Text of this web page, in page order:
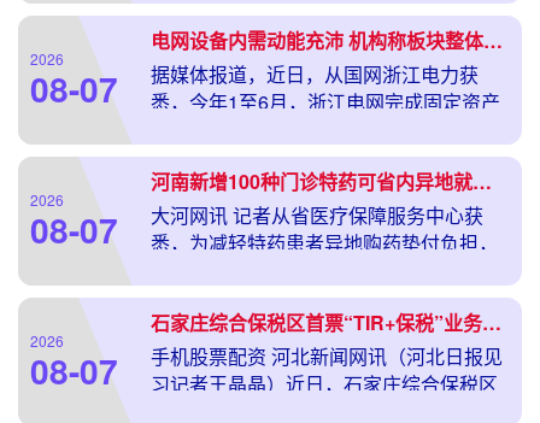
年政策部署。7月中央政治局会议要求“加
大逆周期调节力
2026
08-07
电网设备内需动能充沛 机构称板块整体估值修复与催化空间并存
据媒体报道，近日，从国网浙江电力获
悉，今年1至6月，浙江电网完成固定资产
模创历史同期新高。其中，新型电网投资
240
2026
08-07
河南新增100种门诊特药可省内异地就医直接结算
大河网讯 记者从省医疗保障服务中心获
悉，为减轻特药患者异地购药垫付负担，
增100种药品纳入第六批省内异地就医门
诊特药直接结算
2026
08-07
石家庄综合保税区首票“TIR+保税”业务发车启航
手机股票配资 河北新闻网讯（河北日报见
习记者王晶晶）近日，石家庄综合保税区